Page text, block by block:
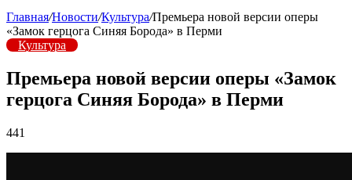
Главная/Новости/Культура/Премьера новой версии оперы
«Замок герцога Синяя Борода» в Перми
Культура
Премьера новой версии оперы «Замок
герцога Синяя Борода» в Перми
441